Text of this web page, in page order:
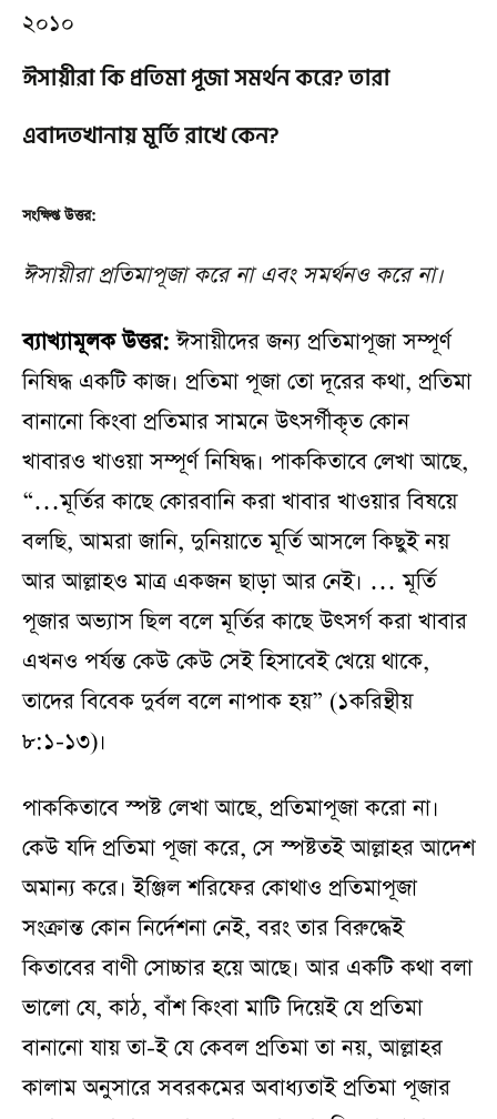
২০১০
ঈসায়ীরা কি প্রতিমা পূজা সমর্থন করে? তারা
এবাদতখানায় মূর্তি রাখে কেন?
সংক্ষিপ্ত উত্তর:
ঈসায়ীরা প্রতিমাপূজা করে না এবং সমর্থনও করে না।
ব্যাখ্যামূলক উত্তর: ঈসায়ীদের জন্য প্রতিমাপূজা সম্পূর্ণ
নিষিদ্ধ একটি কাজ। প্রতিমা পূজা তো দূরের কথা, প্রতিমা
বানানো কিংবা প্রতিমার সামনে উৎসর্গীকৃত কোন
খাবারও খাওয়া সম্পূর্ণ নিষিদ্ধ। পাককিতাবে লেখা আছে,
“…মূর্তির কাছে কোরবানি করা খাবার খাওয়ার বিষয়ে
বলছি, আমরা জানি, দুনিয়াতে মূর্তি আসলে কিছুই নয়
আর আল্লাহও মাত্র একজন ছাড়া আর নেই। … মূর্তি
পূজার অভ্যাস ছিল বলে মূর্তির কাছে উৎসর্গ করা খাবার
এখনও পর্যন্ত কেউ কেউ সেই হিসাবেই খেয়ে থাকে,
তাদের বিবেক দুর্বল বলে নাপাক হয়” (১করিন্থীয়
৮:১-১৩)।
পাককিতাবে স্পষ্ট লেখা আছে, প্রতিমাপূজা করো না।
কেউ যদি প্রতিমা পূজা করে, সে স্পষ্টতই আল্লাহর আদেশ
অমান্য করে। ইঞ্জিল শরিফের কোথাও প্রতিমাপূজা
সংক্রান্ত কোন নির্দেশনা নেই, বরং তার বিরুদ্ধেই
কিতাবের বাণী সোচ্চার হয়ে আছে। আর একটি কথা বলা
ভালো যে, কাঠ, বাঁশ কিংবা মাটি দিয়েই যে প্রতিমা
বানানো যায় তা-ই যে কেবল প্রতিমা তা নয়, আল্লাহর
কালাম অনুসারে সবরকমের অবাধ্যতাই প্রতিমা পূজার